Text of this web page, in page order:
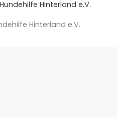
Hinterland e.V.
Hinterland e.V.